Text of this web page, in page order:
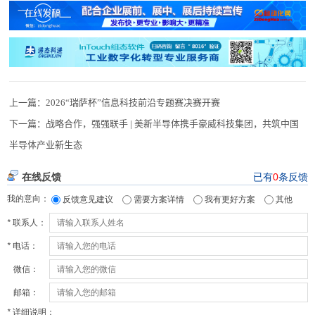
上一篇：2026“瑞萨杯”信息科技前沿专题赛决赛开赛
下一篇： 战略合作，强强联手 | 美新半导体携手豪威科技集团，共筑中国
半导体产业新生态